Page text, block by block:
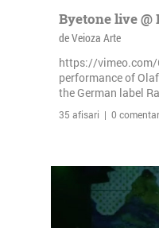
Byetone live @
de Veioza Arte
https://vimeo.com/
performance of
the German label
35 afisari | 0